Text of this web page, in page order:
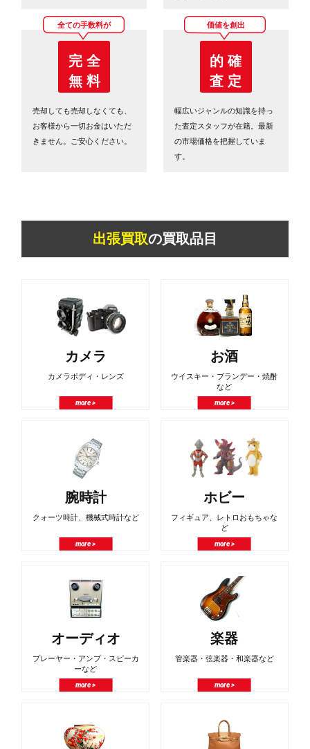
全ての手数料が
完 全
無 料
売却しても売却しなくても、
お客様から一切お金はいただ
きません。ご安心ください。
価値を創出
的 確
査 定
幅広いジャンルの知識を持っ
た査定スタッフが在籍。最新
の市場価格を把握していま
す。
出張買取の買取品目
カメラ
カメラボディ・レンズ
more >
お酒
ウイスキー・ブランデー・焼酎
など
more >
腕時計
クォーツ時計、機械式時計など
more >
ホビー
フィギュア、レトロおもちゃな
ど
more >
オーディオ
プレーヤー・アンプ・スピーカ
ーなど
more >
楽器
管楽器・弦楽器・和楽器など
more >